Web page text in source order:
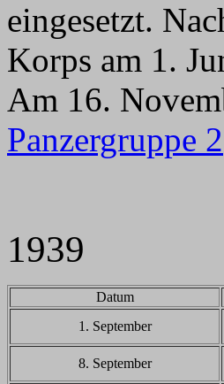
eingesetzt.
Korps am 1.
Am 16.
Panzergruppe 2
1939
Datum
1. September
8. September